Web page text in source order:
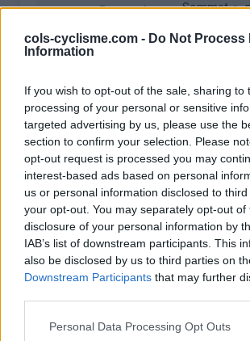
cols-cyclisme.com - Do Not Process
Information
If you wish to opt-out of the sale, sharing to
processing of your personal or sensitive
targeted advertising by us, please use the
section to confirm your selection. Please
opt-out request is processed you may
interest-based ads based on personal
us or personal information disclosed to
your opt-out. You may separately opt-out of
disclosure of your personal information by
IAB’s list of downstream participants. This
also be disclosed by us to third parties on
Downstream Participants that may further
Personal Data Processing Opt Outs
Bassachaux
vanuit La
Sommet »,
Haute-
principe est
la
usagers
Gratuite et
s’adresse
occasion
savoyards
naturel
Col de
Briançon
Le col est
Midi est
aux
un ravito
surprise